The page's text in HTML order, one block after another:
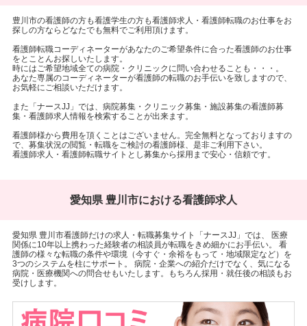
豊川市の看護師の方も看護学生の方も看護師求人・看護師転職のお仕事をお
探しの方ならどなたでも無料でご利用頂けます。
看護師転職コーディネーターがあなたのご希望条件に合った看護師のお仕事
をとことんお探しいたします。
時にはご希望地域全ての病院・クリニックに問い合わせることも・・・。
あなた専属のコーディネーターが看護師の転職のお手伝いを致しますので、
お気軽にご相談いただけます。
また「ナースJJ」では、病院募集・クリニック募集・施設募集の看護師募
集・看護師求人情報を検索することが出来ます。
看護師様から費用を頂くことはございません。完全無料となっておりますの
で、募集状況の閲覧・転職をご検討の看護師様、是非ご利用下さい。
看護師求人・看護師転職サイトとし募集から採用まで安心・信頼です。
愛知県 豊川市における看護師求人
愛知県 豊川市看護師だけの求人・転職募集サイト「ナースJJ」では、 医療
関係に10年以上携わった経験者の相談員が転職をきめ細かにお手伝い。 看
護師の様々な転職の条件や環境（今すぐ・余裕をもって・地域限定など）を
3つのシステムを柱にサポート。 病院・企業への紹介だけでなく、気になる
病院・医療機関への問合せもいたします。もちろん採用・就任後の相談もお
受けします。